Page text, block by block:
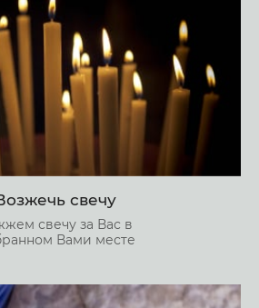
свечу
свечу за Вас в
Вами месте